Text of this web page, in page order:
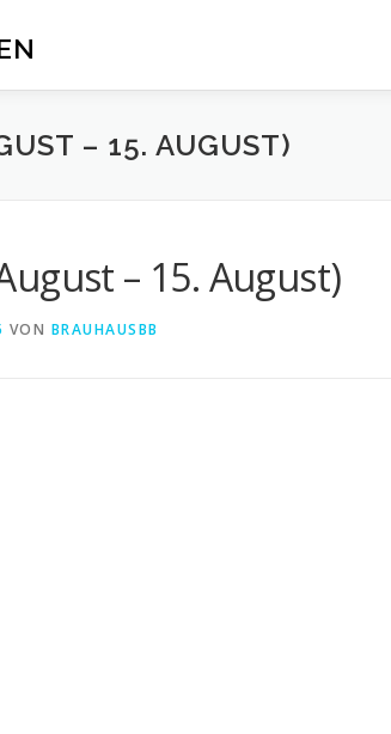
– 15. AUGUST)
– 15. August)
VON BRAUHAUSBB